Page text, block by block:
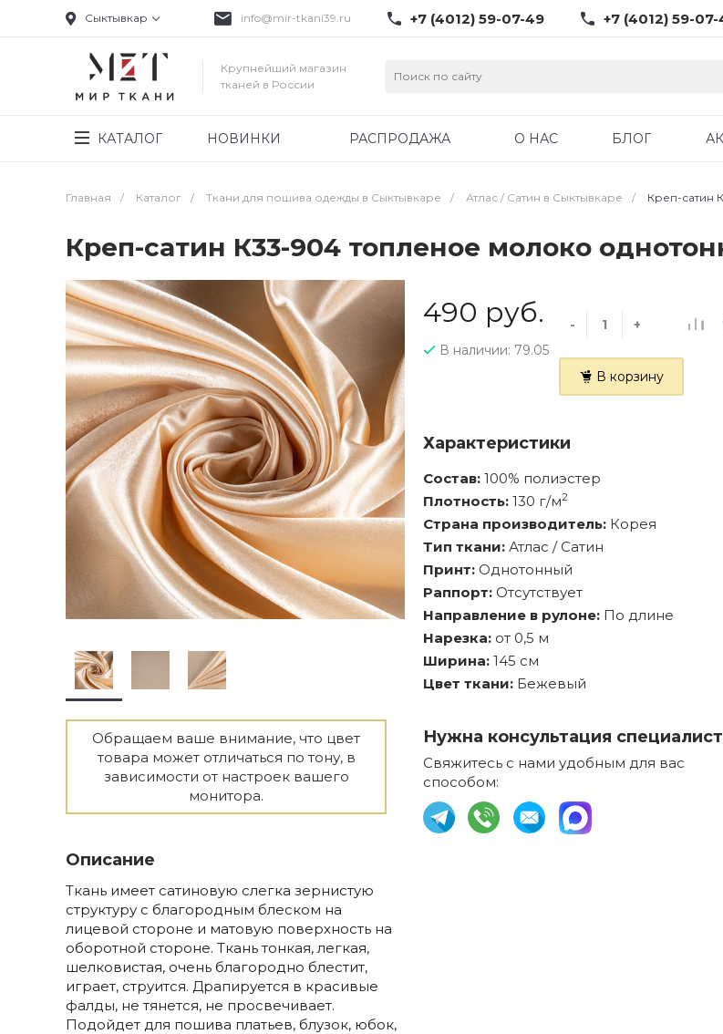
Сыктывкар info@mir-tkani39.ru +7 (4012) 59-07-49 +7 (4012) 59-07-
Крупнейший магазин
тканей в России
КАТАЛОГ НОВИНКИ РАСПРОДАЖА О НАС БЛОГ
Главная / Каталог / Ткани для пошива одежды в Сыктывкаре / Атлас / Cатин в Сыктывкаре / Креп-сатин
Креп-сатин К33-904 топленое молоко
Обращаем ваше внимание, что цвет
товара может отличаться по тону, в
зависимости от настроек вашего
монитора.
Описание
Ткань имеет сатиновую слегка зернистую
структуру с благородным блеском на
лицевой стороне и матовую поверхность на
оборотной стороне. Ткань тонкая, легкая,
шелковистая, очень благородно блестит,
играет, струится. Драпируется в красивые
фалды, не тянется, не просвечивает.
Подойдет для пошива платьев, блузок, юбок,
490 руб.
В наличии: 79.05
- +
В корзину
Характеристики
Состав: 100% полиэстер
Плотность: 130 г/м2
Страна производитель: Корея
Тип ткани: Атлас / Сатин
Принт: Однотонный
Раппорт: Отсутствует
Направление в рулоне: По длине
Нарезка: от 0,5 м
Ширина: 145 см
Цвет ткани: Бежевый
Нужна консультация
Свяжитесь с нами удобным для вас
способом: